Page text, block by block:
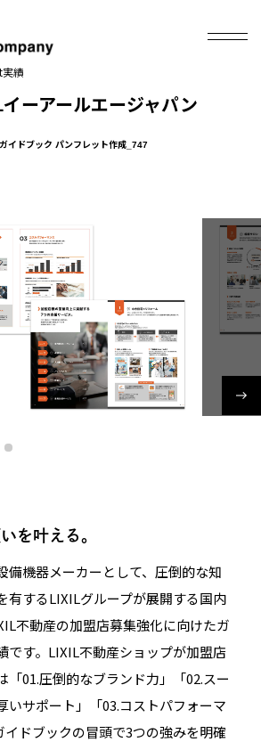
績
ーアールエージャパン
イドブック パンフレット作成_747
を叶える。
備機器メーカーとして、圧倒的な知
有するLIXILグループが展開する国内
不動産の加盟店募集強化に向けたガ
です。LIXIL不動産ショップが加盟店
「01.圧倒的なブランド力」「02.スー
いサポート」「03.コストパフォーマ
イドブックの冒頭で3つの強みを明確